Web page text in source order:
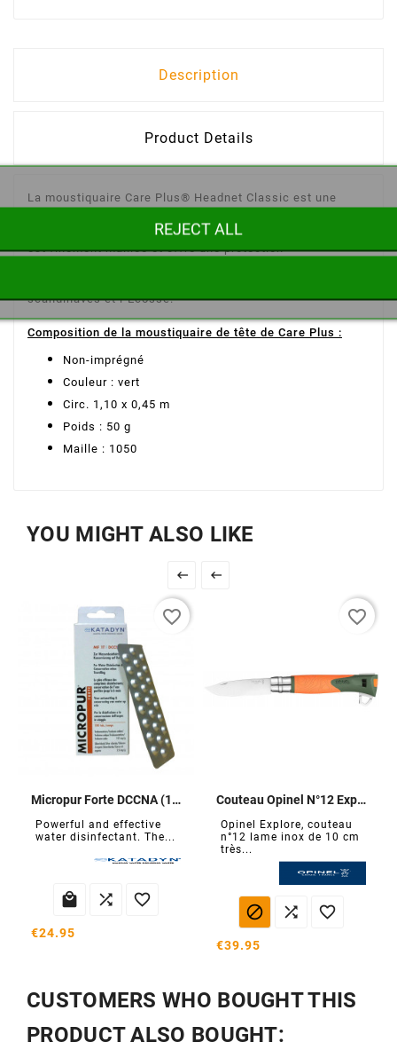
Description
Product Details
La moustiquaire Care Plus® Headnet Classic est une
en combinaison avec un couvre-chef. La moustiquaire
est finement maillée et offre une protection
scandinaves et l´Ecosse.
Composition de la moustiquaire de tête de Care Plus :
Non-imprégné
Couleur : vert
Circ. 1,10 x 0,45 m
Poids : 50 g
Maille : 1050
YOU MIGHT ALSO LIKE
 
Micropur Forte DCCNA (100 tablets)
Powerful and effective
water disinfectant. The...
  
€24.95
favorite_border
Couteau Opinel N°12 Explore
Opinel Explore, couteau
n°12 lame inox de 10 cm
très...
  
€39.95
favorite_border
CUSTOMERS WHO BOUGHT THIS
PRODUCT ALSO BOUGHT:
REJECT ALL